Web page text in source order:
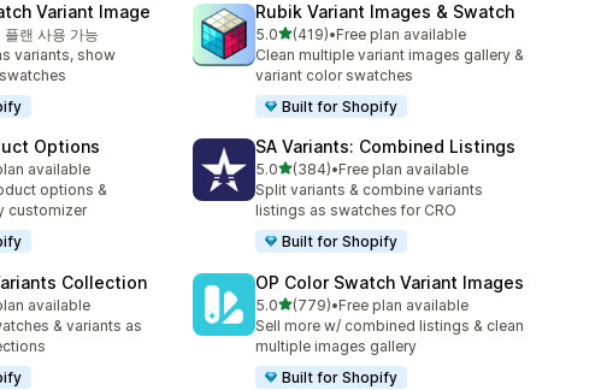
Variant Image
플랜 사용 가능
variants, show
Rubik Variant Images & Swatch
5.0별 5개 중
(419)
총 리뷰 419개
•Free plan available
Clean multiple variant images gallery &
variant color swatches
Built for Shopify
Options
available
options &
customizer
SA Variants: Combined Listings
5.0별 5개 중
(384)
총 리뷰 384개
•Free plan available
Split variants & combine variants
listings as swatches for CRO
Built for Shopify
Collection
available
& variants as
OP Color Swatch Variant Images
5.0별 5개 중
(779)
총 리뷰 779개
•Free plan available
Sell more w/ combined listings & clean
multiple images gallery
Built for Shopify